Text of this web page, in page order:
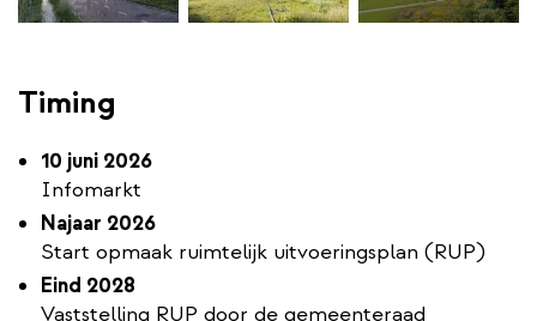
Timing
10 juni 2026
Infomarkt
Najaar 2026
Start opmaak ruimtelijk uitvoeringsplan (RUP)
Eind 2028
Vaststelling RUP door de gemeenteraad